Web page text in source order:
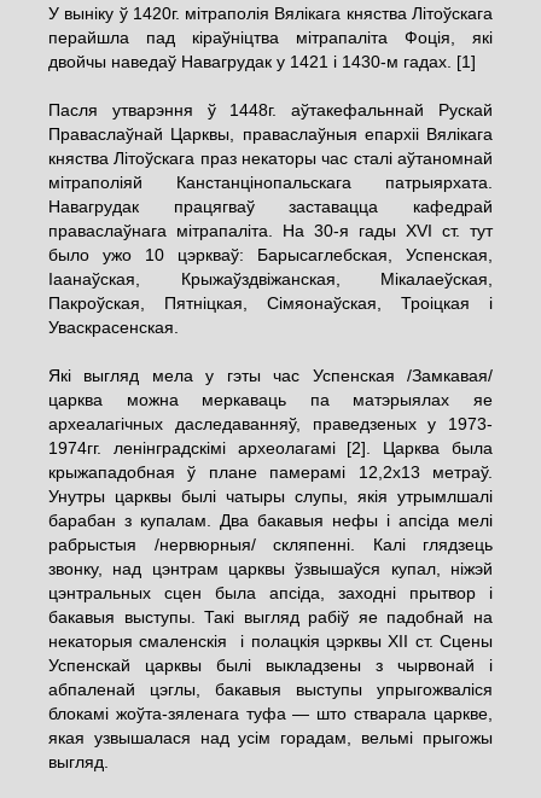
У выніку ў 1420г. мітраполія Вялікага княства Літоўскага
перайшла пад кіраўніцтва мітрапаліта Фоція, які
двойчы наведаў Навагрудак у 1421 і 1430-м гадах. [1]
Пасля утварэння ў 1448г. аўтакефальннай Рускай
Праваслаўнай Царквы, праваслаўныя епархіі Вялікага
княства Літоўскага праз некаторы час сталі аўтаномнай
мітраполіяй Канстанцінопальскага патрыярхата.
Навагрудак працягваў заставацца кафедрай
праваслаўнага мітрапаліта. На 30-я гады ХVІ ст. тут
было ужо 10 цэркваў: Барысаглебская, Успенская,
Іаанаўская, Крыжаўздвіжанская, Мікалаеўская,
Пакроўская, Пятніцкая, Сімяонаўская, Троіцкая і
Уваскрасенская.
Які выгляд мела у гэты час Успенская /Замкавая/
царква можна меркаваць па матэрыялах яе
археалагічных даследаванняў, праведзеных у 1973-
1974гг. ленінградскімі археолагамі[2] . Царква была
крыжападобная ў плане памерамі 12,2х13 метраў.
Унутры царквы былі чатыры слупы, якія утрымлшалі
барабан з купалам. Два бакавыя нефы і апсіда мелі
рабрыстыя /нервюрныя/ скляпенні. Калі глядзець
звонку, над цэнтрам царквы ўзвышаўся купал, ніжэй
цэнтральных сцен была апсіда, заходні прытвор і
бакавыя выступы. Такі выгляд рабіў яе падобнай на
некаторыя смаленскія і полацкія цэрквы ХII ст. Сцены
Успенскай царквы былі выкладзены з чырвонай і
абпаленай цэглы, бакавыя выступы упрыгожваліся
блокамі жоўта-зяленага туфа — што стварала царкве,
якая узвышалася над усім горадам, вельмі прыгожы
выгляд.